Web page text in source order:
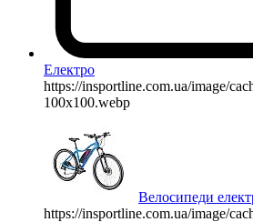
Електро
https://insportline.com.ua/image/
100x100.webp
Велосипеди
https://insportline.com.ua/image/